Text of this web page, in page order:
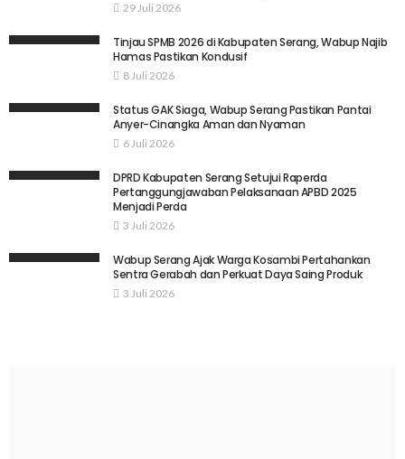
29 Juli 2026
Tinjau SPMB 2026 di Kabupaten Serang, Wabup Najib
Hamas Pastikan Kondusif
8 Juli 2026
Status GAK Siaga, Wabup Serang Pastikan Pantai
Anyer-Cinangka Aman dan Nyaman
6 Juli 2026
DPRD Kabupaten Serang Setujui Raperda
Pertanggungjawaban Pelaksanaan APBD 2025
Menjadi Perda
3 Juli 2026
Wabup Serang Ajak Warga Kosambi Pertahankan
Sentra Gerabah dan Perkuat Daya Saing Produk
3 Juli 2026